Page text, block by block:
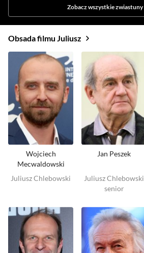
Zobacz wszystkie zwiastuny
Obsada filmu Juliusz
Wojciech
Mecwaldowski
Juliusz Chlebowski
Jan Peszek
Juliusz Chlebowski
senior